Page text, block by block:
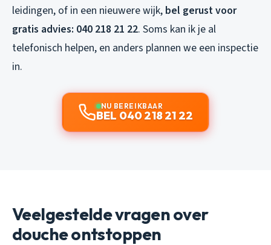
leidingen, of in een nieuwere wijk, bel gerust voor
gratis advies: 040 218 21 22. Soms kan ik je al
telefonisch helpen, en anders plannen we een inspectie
in.
NU BEREIKBAAR
BEL 040 218 21 22
Veelgestelde vragen over
douche ontstoppen